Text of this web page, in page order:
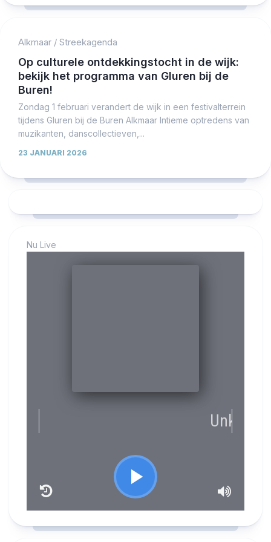
Alkmaar / Streekagenda
Op culturele ontdekkingstocht in de wijk:
bekijk het programma van Gluren bij de
Buren!
Zondag 1 februari verandert de wijk in een festivalterrein
tijdens Gluren bij de Buren Alkmaar Intieme optredens van
muzikanten, danscollectieven,...
23 JANUARI 2026
Nu Live